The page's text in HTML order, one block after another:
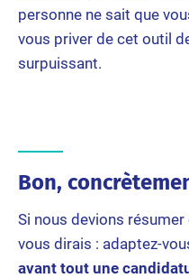
personne ne sait que
vous priver de cet outil
surpuissant.
Bon,
Si nous devions
vous dirais : adaptez-
avant tout une